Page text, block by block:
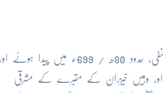
حضرت امامِ اعظم، النعمان بن ثابت، بہت بڑے عالِم دین، بانی فقہ حنفی، حدود 80ھ / 699ء میں پیدا ہوئے اور
ہوئے اور وہیں خیزران کے مقبرے کے مشرقی